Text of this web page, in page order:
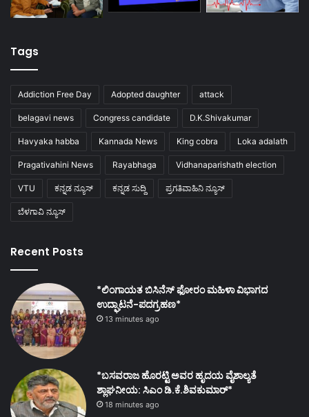
Tags
Addiction Free Day Adopted daughter attack
belagavi news Congress candidate D.K.Shivakumar
Havyaka habba Kannada News King cobra Loka adalath
Pragativahini News Rayabhaga Vidhanaparishath election
VTU ಕನ್ನಡ ನ್ಯೂಸ್ ಕನ್ನಡ ಸುದ್ದಿ ಪ್ರಗತಿವಾಹಿನಿ ನ್ಯೂಸ್
ಬೆಳಗಾವಿ ನ್ಯೂಸ್
Recent Posts
*ಲಿಂಗಾಯತ ಬಿಸಿನೆಸ್ ಫೋರಂ ಮಹಿಳಾ ವಿಭಾಗದ
ಉದ್ಘಾಟನೆ-ಪದಗ್ರಹಣ*
13 minutes ago
*ಬಸವರಾಜ ಹೊರಟ್ಟಿ ಅವರ ಹೃದಯ ವೈಶಾಲ್ಯತೆ
ಶ್ಲಾಘನೀಯ: ಸಿಎಂ ಡಿ.ಕೆ.ಶಿವಕುಮಾರ್*
18 minutes ago